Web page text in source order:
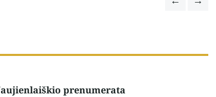
prenumerata